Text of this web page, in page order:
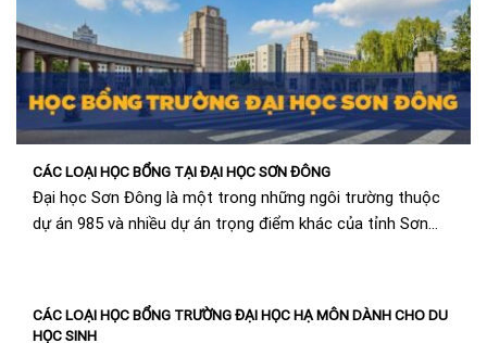
CÁC LOẠI HỌC BỔNG TẠI ĐẠI HỌC SƠN ĐÔNG
Đại học Sơn Đông là một trong những ngôi trường thuộc
dự án 985 và nhiều dự án trọng điểm khác của tỉnh Sơn
CÁC LOẠI HỌC BỔNG TRƯỜNG ĐẠI HỌC HẠ MÔN DÀNH CHO DU
HỌC SINH